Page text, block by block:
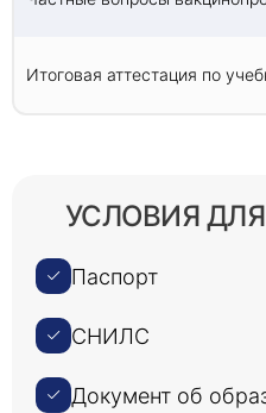
Итоговая аттестация по
УСЛОВИЯ
Паспорт
СНИЛС
Документ об